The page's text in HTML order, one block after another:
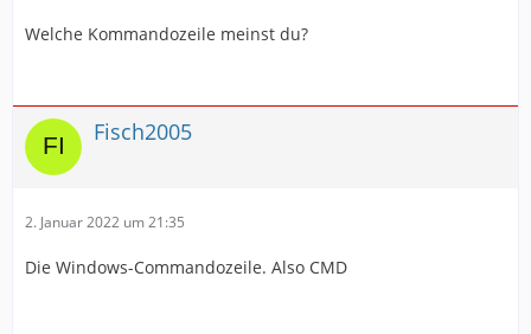
Welche Kommandozeile meinst du?
Fisch2005
2. Januar 2022 um 21:35
Die Windows-Commandozeile. Also CMD